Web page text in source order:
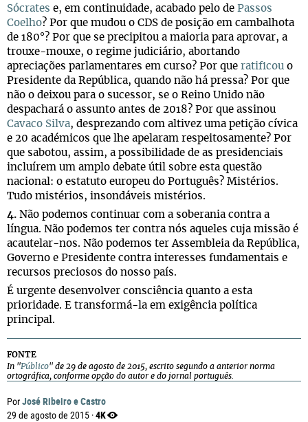
PorJosé Ribeiro e Castro
29 de agosto de 2015 ·4K
Sócrates e, em continuidade, acabado pelo de Passos
Coelho? Por que mudou o CDS de posição em cambalhota
de 180°? Por que se precipitou a maioria para aprovar, a
trouxe-mouxe, o regime judiciário, abortando
apreciações parlamentares em curso? Por que ratificou o
Presidente da República, quando não há pressa? Por que
não o deixou para o sucessor, se o Reino Unido não
despachará o assunto antes de 2018? Por que assinou
Cavaco Silva, desprezando com altivez uma petição cívica
e 20 académicos que lhe apelaram respeitosamente? Por
que sabotou, assim, a possibilidade de as presidenciais
incluírem um amplo debate útil sobre esta questão
nacional: o estatuto europeu do Português? Mistérios.
Tudo mistérios, insondáveis mistérios.
4. Não podemos continuar com a soberania contra a
língua. Não podemos ter contra nós aqueles cuja missão é
acautelar-nos. Não podemos ter Assembleia da República,
Governo e Presidente contra interesses fundamentais e
recursos preciosos do nosso país.
É urgente desenvolver consciência quanto a esta
prioridade. E transformá-la em exigência política
principal.
FONTE
In "Público" de 29 de agosto de 2015, escrito segundo a anterior norma
ortográfica, conforme opção do autor e do jornal português.